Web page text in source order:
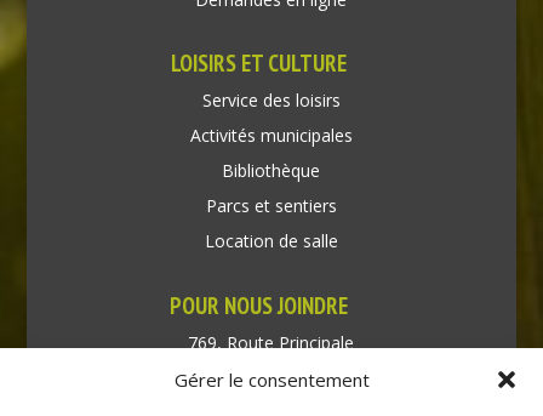
Gérer le consentement
LOISIRS ET CULTURE
Service des loisirs
Activités municipales
Bibliothèque
Parcs et sentiers
Location de salle
POUR NOUS JOINDRE
769, Route Principale
Très-Saint-Rédempteur